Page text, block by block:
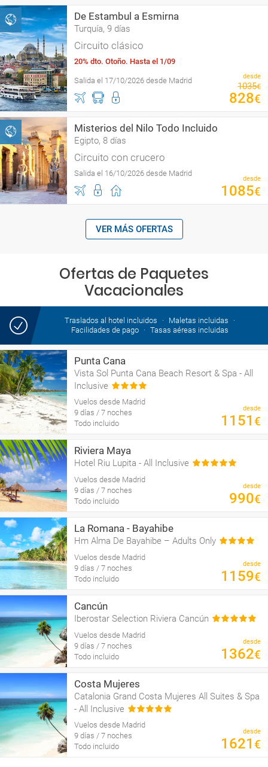
De Estambul a Esmirna
Turquía, 9 días
Circuito clásico
20% dto. Otoño. Hasta el 1/09
Salida el 17/10/2026 desde Madrid desde
1035€
828€
Misterios del Nilo Todo Incluido
Egipto, 8 días
Circuito con crucero
Salida el 16/10/2026 desde Madrid
desde
1085€
VER MÁS OFERTAS
Ofertas de Paquetes
Vacacionales
Traslados al hotel incluidos
Maletas incluidas
Facilidades de pago
Tasas aéreas incluidas
Punta Cana
Vista Sol Punta Cana Beach Resort & Spa - All
Inclusive
Vuelos desde Madrid
9 días / 7 noches
Todo incluido
desde
1151 €
Riviera Maya
Hotel Riu Lupita - All Inclusive
Vuelos desde Madrid
9 días / 7 noches
Todo incluido
desde
990€
La Romana - Bayahibe
Hm Alma De Bayahibe – Adults Only
Vuelos desde Madrid
9 días / 7 noches
Todo incluido
desde
1159€
Cancún
Iberostar Selection Riviera Cancún
Vuelos desde Madrid
9 días / 7 noches
Todo incluido
desde
1362€
Costa Mujeres
Catalonia Grand Costa Mujeres All Suites & Spa
- All Inclusive
Vuelos desde Madrid
9 días / 7 noches
Todo incluido
desde
1621 €